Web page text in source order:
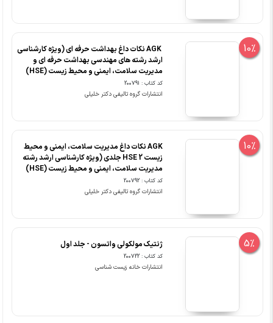
10%
‏ AGK نکات داغ بهداشت حرفه ای (ویژه کارشناسی
ارشد رشته های مهندسی بهداشت حرفه ای و
مدیریت سلامت، ایمنی و محیط زیست (HSE)
کد کتاب : 200791
انتشارات گروه تالیفی دکتر خلیلی
10%
AGK نکات داغ مدیریت سلامت، ایمنی و محیط
زیست HSE 2 جلدی (ویژه کارشناسی ارشد رشته
مدیریت سلامت، ایمنی و محیط زیست (HSE)
کد کتاب : 200792
انتشارات گروه تالیفی دکتر خلیلی
5% ژنتیک مولکولی واتسون - جلد اول
کد کتاب : 200722
انتشارات خانه زیست شناسی